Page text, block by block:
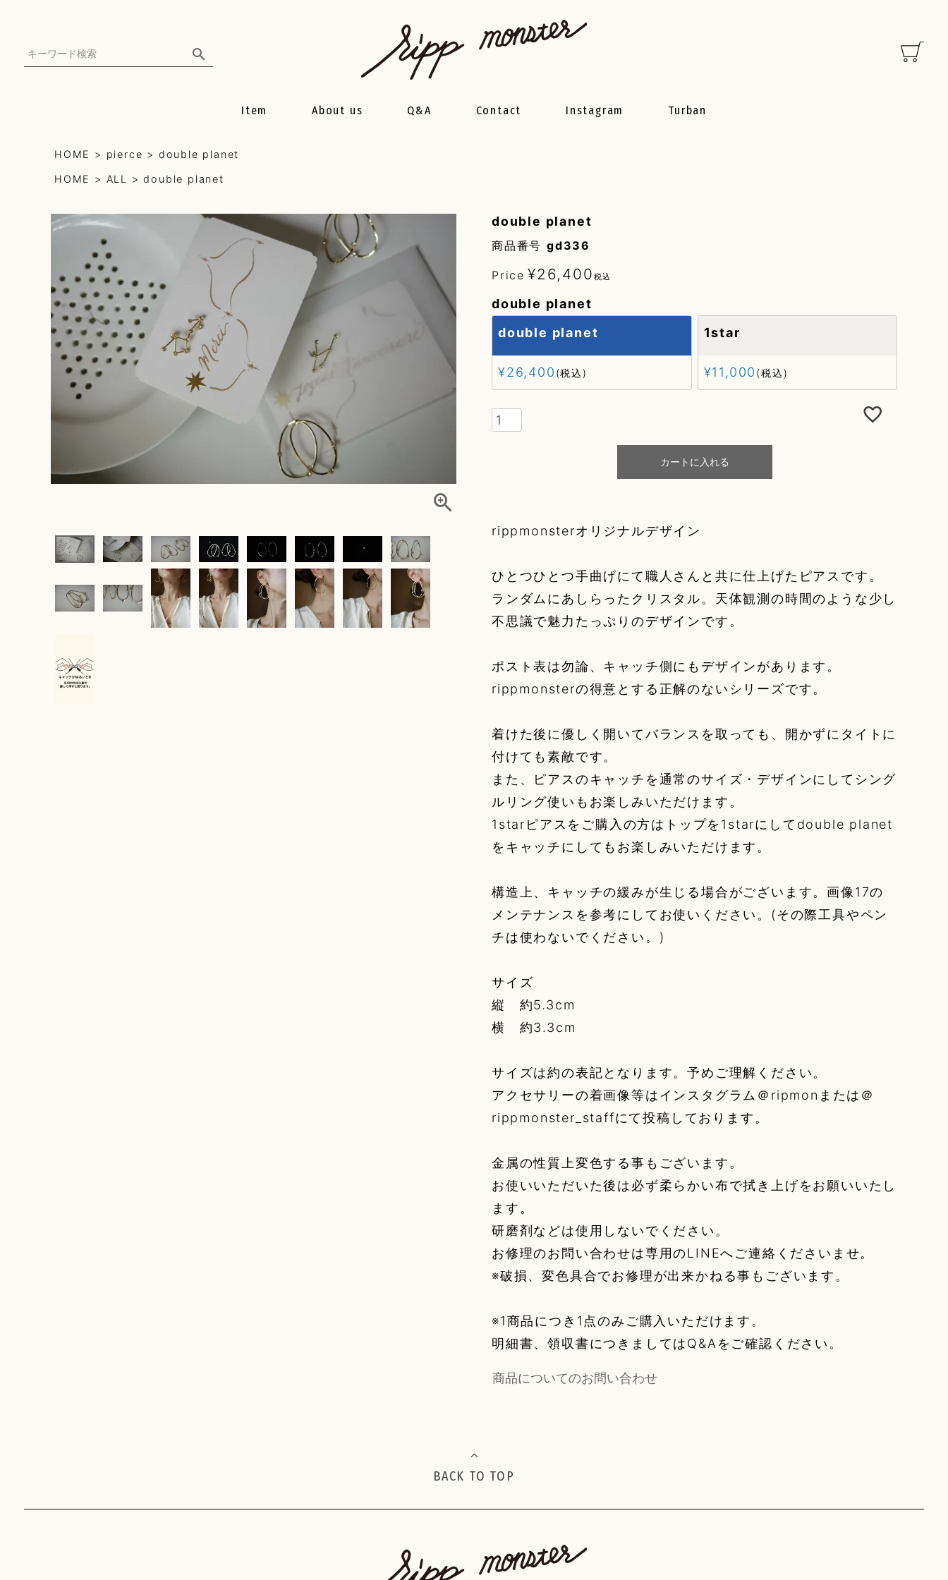
Item
pierce
mulch can
original bag
hair accessory
(candle jewelry)
other
souhait la fleur
rippmonster
About us Q&A Contact Instagram Turban
HOME pierce double planet
HOME ALL double planet
double planet
商品番号 gd336
Price ¥26,400 税込
double planet
double planet
¥26,400 税込
1star
¥11,000 税込
カートに入れる
rippmonsterオリジナルデザイン
ひとつひとつ手曲げにて職人さんと共に仕上げたピアスです。
ランダムにあしらったクリスタル。天体観測の時間のような少し
不思議で魅力たっぷりのデザインです。
ポスト表は勿論、キャッチ側にもデザインがあります。
rippmonsterの得意とする正解のないシリーズです。
着けた後に優しく開いてバランスを取っても、開かずにタイトに
付けても素敵です。
また、ピアスのキャッチを通常のサイズ・デザインにしてシング
ルリング使いもお楽しみいただけます。
1starピアスをご購入の方はトップを1starにしてdouble planet
をキャッチにしてもお楽しみいただけます。
構造上、キャッチの緩みが生じる場合がございます。画像17の
メンテナンスを参考にしてお使いください。(その際工具やペン
チは使わないでください。)
サイズ
縦 約5.3cm
横 約3.3cm
サイズは約の表記となります。予めご理解ください。
アクセサリーの着画像等はインスタグラム＠ripmonまたは＠
rippmonster_staffにて投稿しております。
金属の性質上変色する事もございます。
お使いいただいた後は必ず柔らかい布で拭き上げをお願いいたし
ます。
研磨剤などは使用しないでください。
お修理のお問い合わせは専用のLINEへご連絡くださいませ。
※破損、変色具合でお修理が出来かねる事もございます。
※1商品につき1点のみご購入いただけます。
明細書、領収書につきましてはQ&Aをご確認ください。
商品についてのお問い合わせ
BACK TO TOP